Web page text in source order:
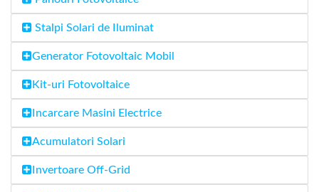
Stalpi Solari de Iluminat
Generator Fotovoltaic Mobil
Kit-uri Fotovoltaice
Incarcare Masini Electrice
Acumulatori Solari
Invertoare Off-Grid